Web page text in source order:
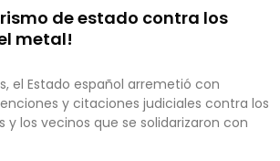
de estado contra los
metal!
el Estado español arremetió con
y citaciones judiciales contra los
y los vecinos que se solidarizaron con